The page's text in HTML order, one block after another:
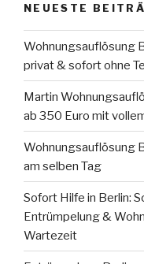
NEUESTE
Wohnungsauflösung
privat & sofort ohne
Martin
ab 350 Euro mit
Wohnungsauflösung
am selben Tag
Sofort Hilfe in Berlin:
Entrümpelung &
Wartezeit